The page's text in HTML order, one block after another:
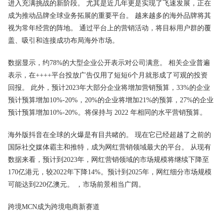
进入充满挑战的新阶段。 尤其是近几年更是实现了飞速发展，正在
成为推动品牌全球业务拓展的重要平台。 越来越多的海外品牌将其
视为常年经营的阵地。 通过平台上的营销活动，将目标用户群的覆
盖、吸引和连接成功布局海外市场。
数据显示，约78%的大型企业公开表示对公司满意。 相关企业普遍
表示，在++++平台投放广告仅用了短短6个月就形成了可观的投资
回报。 此外，预计2023年大部分企业将增加营销预算 ，33%的企业
预计预算增加10%-20%，20%的企业将增加21%的预算，27%的企业
预计预算增加10%-20%。将保持与 2022 年相同的水平营销预算。
海外版抖音在全球的火爆是有目共睹的。 现在它已经超越了之前的
国际社交媒体霸主和推特，成为网红营销领域最大的平台。 从现有
数据来看，预计到2023年，网红营销领域的市场规模将继续下降至
170亿港元，较2022年下降14%。预计到2025年，网红细分市场规模
可能达到220亿澳元。 ，市场前景相当广阔。
跨境MCN成为跨境电商新赛道